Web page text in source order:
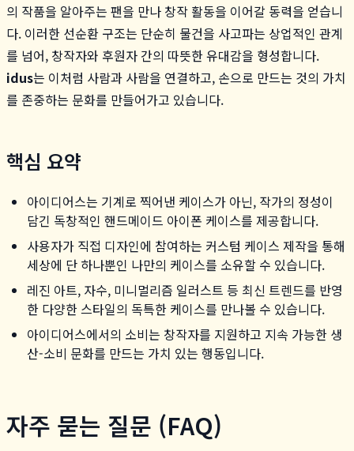
의 작품을 알아주는 팬을 만나 창작 활동을 이어갈 동력을 얻습니
다. 이러한 선순환 구조는 단순히 물건을 사고파는 상업적인 관계
를 넘어, 창작자와 후원자 간의 따뜻한 유대감을 형성합니다.
idus는 이처럼 사람과 사람을 연결하고, 손으로 만드는 것의 가치
를 존중하는 문화를 만들어가고 있습니다.
핵심 요약
아이디어스는 기계로 찍어낸 케이스가 아닌, 작가의 정성이
담긴 독창적인 핸드메이드 아이폰 케이스를 제공합니다.
사용자가 직접 디자인에 참여하는 커스텀 케이스 제작을 통해
세상에 단 하나뿐인 나만의 케이스를 소유할 수 있습니다.
레진 아트, 자수, 미니멀리즘 일러스트 등 최신 트렌드를 반영
한 다양한 스타일의 독특한 케이스를 만나볼 수 있습니다.
아이디어스에서의 소비는 창작자를 지원하고 지속 가능한 생
산-소비 문화를 만드는 가치 있는 행동입니다.
자주 묻는 질문 (FAQ)